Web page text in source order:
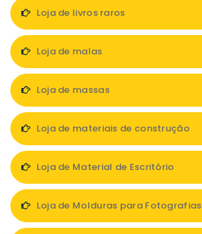
Loja de livros raros
Loja de malas
Loja de massas
Loja de materiais de construção
Loja de Material de Escritório
Loja de Molduras para Fotografias